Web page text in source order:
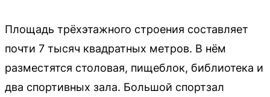
Площадь трёхэтажного строения составляет
почти 7 тысяч квадратных метров. В нём
разместятся столовая, пищеблок, библиотека и
два спортивных зала. Большой спортзал